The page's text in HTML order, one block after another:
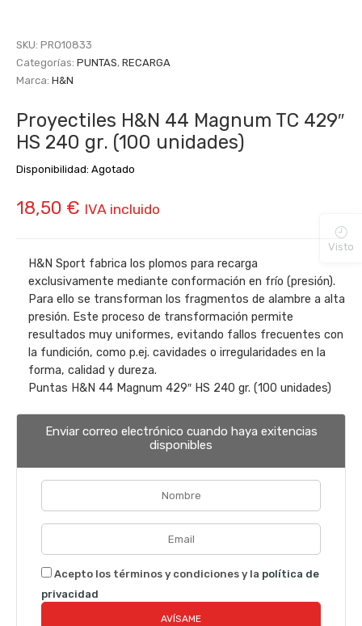
SKU: PRO10833
Categorías: PUNTAS, RECARGA
Marca: H&N
Proyectiles H&N 44 Magnum TC 429″
HS 240 gr. (100 unidades)
Disponibilidad: Agotado
18,50 € IVA incluido
H&N Sport fabrica los plomos para recarga
exclusivamente mediante conformación en frío (presión).
Para ello se transforman los fragmentos de alambre a alta
presión. Este proceso de transformación permite
resultados muy uniformes, evitando fallos frecuentes con
la fundición, como p.ej. cavidades o irregularidades en la
forma, calidad y dureza.
Puntas H&N 44 Magnum 429″ HS 240 gr. (100 unidades)
Enviar correo electrónico cuando haya exitencias
disponibles
Acepto los términos y condiciones y la política de
privacidad
Visto